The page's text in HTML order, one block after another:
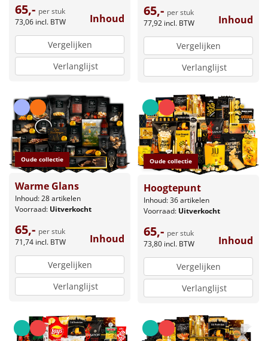
65,- per stuk
73,06 incl. BTW Inhoud
Vergelijken
Verlanglijst
65,- per stuk
77,92 incl. BTW Inhoud
Vergelijken
Verlanglijst
Oude collectie
Warme Glans
Inhoud: 28 artikelen
Voorraad: Uitverkocht
65,- per stuk
71,74 incl. BTW Inhoud
Vergelijken
Verlanglijst
Oude collectie
Hoogtepunt
Inhoud: 36 artikelen
Voorraad: Uitverkocht
65,- per stuk
73,80 incl. BTW Inhoud
Vergelijken
Verlanglijst